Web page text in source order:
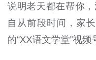
说明老天都在帮你
自从前段时间，家
的“XX语文学堂”视频